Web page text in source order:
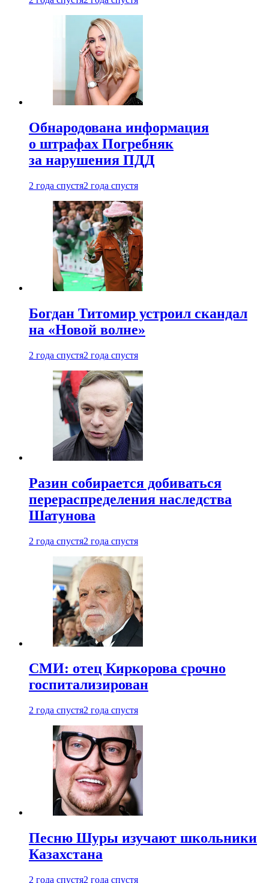
Обнародована информация
о штрафах Погребняк
за нарушения ПДД
2 года спустя2 года спустя
Богдан Титомир устроил скандал
на «Новой волне»
2 года спустя2 года спустя
Разин собирается добиваться
перераспределения наследства
Шатунова
2 года спустя2 года спустя
СМИ: отец Киркорова срочно
госпитализирован
2 года спустя2 года спустя
Песню Шуры изучают школьники
Казахстана
2 года спустя2 года спустя